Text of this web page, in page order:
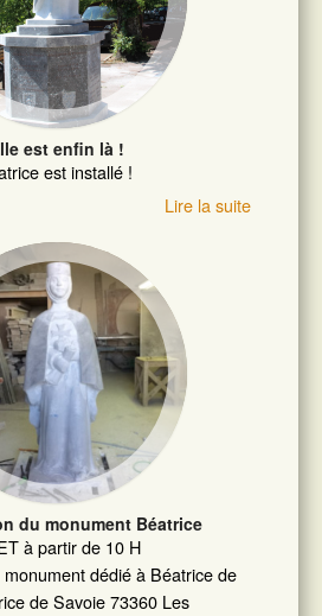
est enfin là !
est installé !
Lire la suite
du monument Béatrice
à partir de 10 H
dédié à Béatrice de
de Savoie 73360 Les